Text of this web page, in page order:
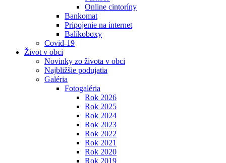
Online cintoríny
Bankomat
Pripojenie na internet
Balíkoboxy
Covid-19
Život v obci
Novinky zo života v obci
Najbližšie podujatia
Galéria
Fotogaléria
Rok 2026
Rok 2025
Rok 2024
Rok 2023
Rok 2022
Rok 2021
Rok 2020
Rok 2019